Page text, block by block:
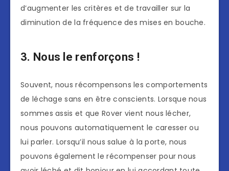
d’augmenter les critères et de travailler sur la
diminution de la fréquence des mises en bouche.
3. Nous le renforçons !
Souvent, nous récompensons les comportements
de léchage sans en être conscients. Lorsque nous
sommes assis et que Rover vient nous lécher,
nous pouvons automatiquement le caresser ou
lui parler. Lorsqu’il nous salue à la porte, nous
pouvons également le récompenser pour nous